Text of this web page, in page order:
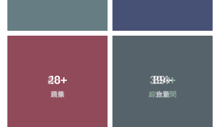
40+
農業
394+
綜合新聞
28+
頭條
89+
旅遊